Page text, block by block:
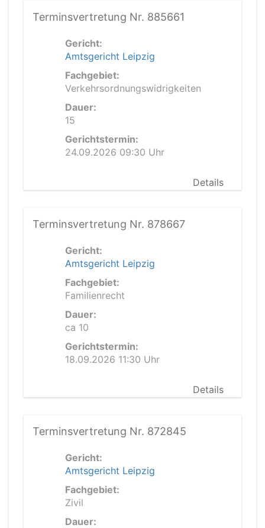
Terminsvertretung Nr. 885661
Gericht:
Amtsgericht Leipzig
Fachgebiet:
Verkehrsordnungswidrigkeiten
Dauer:
15
Gerichtstermin:
24.09.2026 09:30 Uhr
Details
Terminsvertretung Nr. 878667
Gericht:
Amtsgericht Leipzig
Fachgebiet:
Familienrecht
Dauer:
ca 10
Gerichtstermin:
18.09.2026 11:30 Uhr
Details
Terminsvertretung Nr. 872845
Gericht:
Amtsgericht Leipzig
Fachgebiet:
Zivil
Dauer: